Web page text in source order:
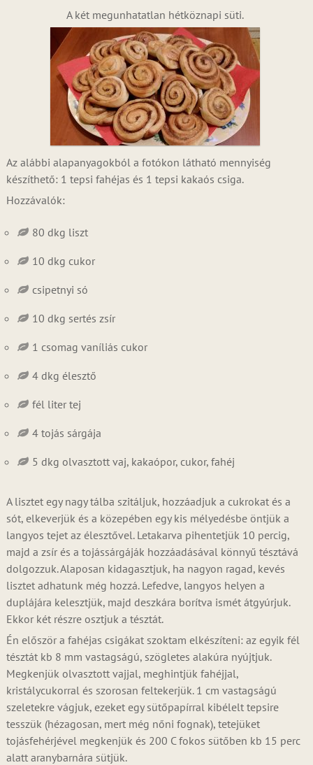
A két megunhatatlan hétköznapi süti.
Az alábbi alapanyagokból a fotókon látható mennyiség
készíthető: 1 tepsi fahéjas és 1 tepsi kakaós csiga.
Hozzávalók:
80 dkg liszt
10 dkg cukor
csipetnyi só
10 dkg sertés zsír
1 csomag vaníliás cukor
4 dkg élesztő
fél liter tej
4 tojás sárgája
5 dkg olvasztott vaj, kakaópor, cukor, fahéj
A lisztet egy nagy tálba szitáljuk, hozzáadjuk a cukrokat és a
sót, elkeverjük és a közepében egy kis mélyedésbe öntjük a
langyos tejet az élesztővel. Letakarva pihentetjük 10 percig,
majd a zsír és a tojássárgáják hozzáadásával könnyű tésztává
dolgozzuk. Alaposan kidagasztjuk, ha nagyon ragad, kevés
lisztet adhatunk még hozzá. Lefedve, langyos helyen a
duplájára kelesztjük, majd deszkára borítva ismét átgyúrjuk.
Ekkor két részre osztjuk a tésztát.
Én először a fahéjas csigákat szoktam elkészíteni: az egyik fél
tésztát kb 8 mm vastagságú, szögletes alakúra nyújtjuk.
Megkenjük olvasztott vajjal, meghintjük fahéjjal,
kristálycukorral és szorosan feltekerjük. 1 cm vastagságú
szeletekre vágjuk, ezeket egy sütőpapírral kibélelt tepsire
tesszük (hézagosan, mert még nőni fognak), tetejüket
tojásfehérjével megkenjük és 200 C fokos sütőben kb 15 perc
alatt aranybarnára sütjük.